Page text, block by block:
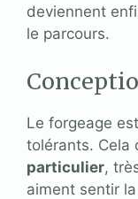
deviennent
le parcours.
Le forgeage
tolérants. Cela
particulier,
aiment sentir